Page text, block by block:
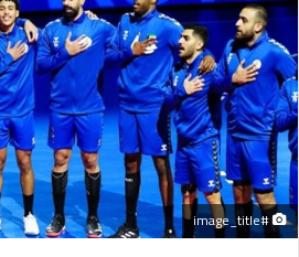
#image_title